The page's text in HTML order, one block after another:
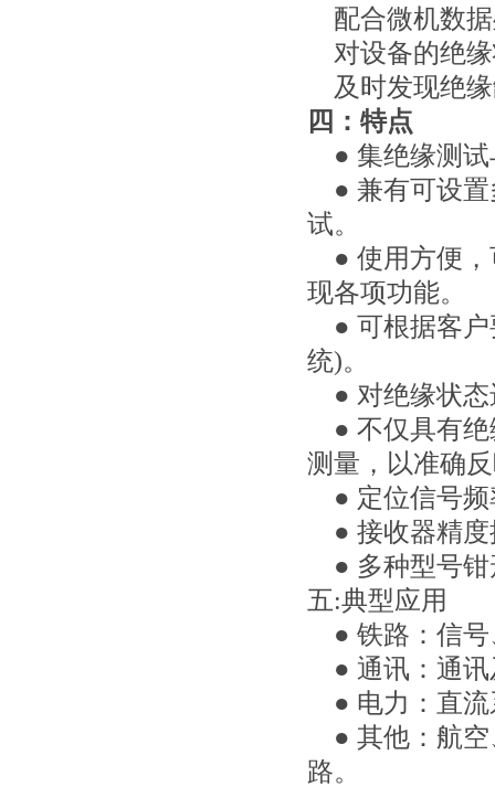
配合微机数据
对设备的绝
及时发现绝缘
四：特点
● 集绝缘测试
● 兼有可设置
试。
● 使用方便，
现各项功能。
● 可根据客户
统)。
● 对绝缘状态
● 不仅具有绝
测量，以准确
● 定位信号频
● 接收器精度
● 多种型号钳
五:典型应用
● 铁路：信号
● 通讯：通讯
● 电力：直流
● 其他：航空
路。